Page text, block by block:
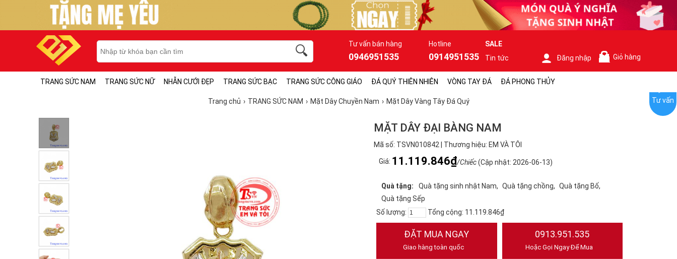
Tư vấn bán hàng
0946951535
Hotline
0914951535
SALE
Tin tức
Đăng nhập Giỏ hàng
TRANG SỨC NAM TRANG SỨC NỮ NHẪN CƯỚI ĐẸP TRANG SỨC BẠC TRANG SỨC CÔNG GIÁO ĐÁ QUÝ THIÊN NHIÊN VÒNG TAY ĐÁ ĐÁ PHONG THỦY
Trang chủ TRANG SỨC NAM Mặt Dây Chuyền Nam Mặt Dây Vàng Tây Đá Quý
MẶT DÂY ĐẠI BÀNG NAM
Mã số: TSVN010842 | Thương hiệu: EM VÀ TÔI
Giá: 11.119.846₫/Chiếc(Cập nhật: 2026-06-13)
Quà tặng: Quà tặng sinh nhật Nam Quà tặng chồng
Quà tặng Bố
Quà tặng Sếp
Số lượng:
Tổng cộng: 11.119.846₫
ĐẶT MUA NGAY
Giao hàng toàn quốc
0913.951.535
Hoặc Gọi Ngay Để Mua
Tư vấn